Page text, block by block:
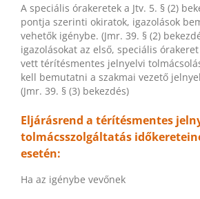
A speciális órakeretek a Jtv. 5. § (2)
pontja szerinti okiratok, igazolások
vehetők igénybe. (Jmr. 39. § (2)
igazolásokat az első, speciális
vett térítésmentes jelnyelvi
kell bemutatni a szakmai vezető
(Jmr. 39. § (3) bekezdés)
Eljárásrend a térítésmentes
tolmácsszolgáltatás
esetén:
Ha az igénybe vevőnek